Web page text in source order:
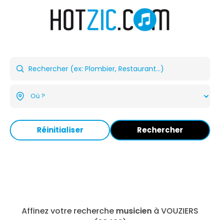
Réinitialiser Rechercher
Affinez votre recherche musicien à VOUZIERS